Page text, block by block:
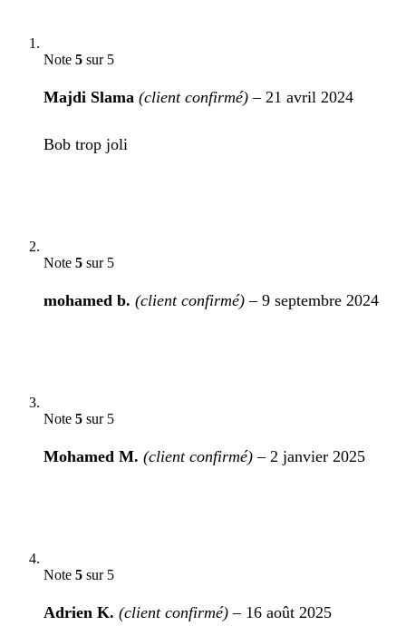
Note 5 sur 5
Majdi Slama (client confirmé) – 21 avril 2024
Bob trop joli
Note 5 sur 5
mohamed b. (client confirmé) – 9 septembre 2024
Note 5 sur 5
Mohamed M. (client confirmé) – 2 janvier 2025
Note 5 sur 5
Adrien K. (client confirmé) – 16 août 2025